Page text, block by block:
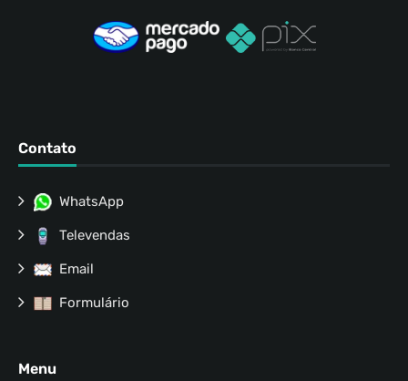
Contato
WhatsApp
Televendas
Email
Formulário
Menu